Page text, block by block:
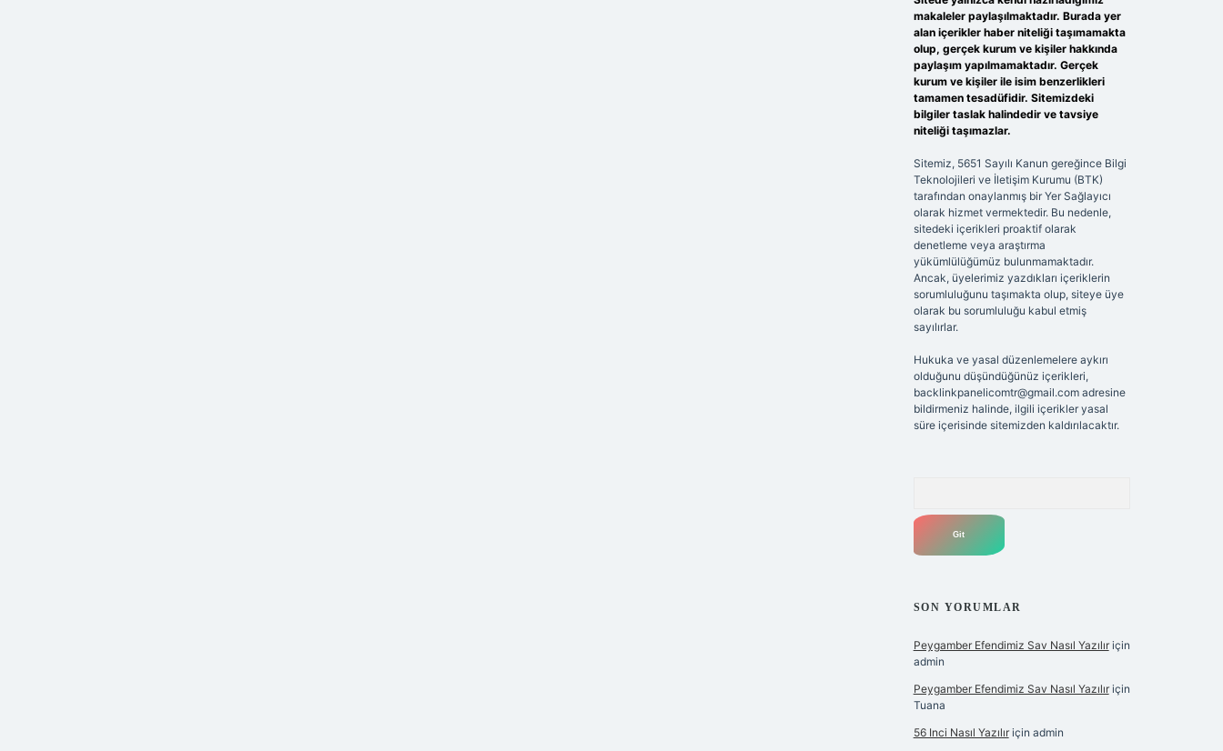
makaleler paylaşılmaktadır. Burada yer
alan içerikler haber niteliği taşımamakta
olup, gerçek kurum ve kişiler hakkında
paylaşım yapılmamaktadır. Gerçek
kurum ve kişiler ile isim benzerlikleri
tamamen tesadüfidir. Sitemizdeki
bilgiler taslak halindedir ve tavsiye
niteliği taşımazlar.
Sitemiz, 5651 Sayılı Kanun gereğince Bilgi
Teknolojileri ve İletişim Kurumu (BTK)
tarafından onaylanmış bir Yer Sağlayıcı
olarak hizmet vermektedir. Bu nedenle,
sitedeki içerikleri proaktif olarak
denetleme veya araştırma
yükümlülüğümüz bulunmamaktadır.
Ancak, üyelerimiz yazdıkları içeriklerin
sorumluluğunu taşımakta olup, siteye üye
olarak bu sorumluluğu kabul etmiş
sayılırlar.
Hukuka ve yasal düzenlemelere aykırı
olduğunu düşündüğünüz içerikleri,
backlinkpanelicomtr@gmail.comadresine
bildirmeniz halinde, ilgili içerikler yasal
süre içerisinde sitemizden kaldırılacaktır.
SON YORUMLAR
Peygamber Efendimiz Sav Nasıl Yazılıriçin
admin
Peygamber Efendimiz Sav Nasıl Yazılıriçin
Tuana
56 Inci Nasıl Yazılıriçin admin